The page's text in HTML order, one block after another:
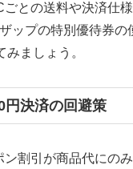
ごとの送料や決済仕
ップの特別優待券の
みましょう。
円決済の回避策
割引が商品代にの